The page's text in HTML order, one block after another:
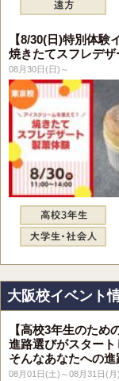
【8/30(日)特別体験
焼きたてスフレデザ
08月30日(日)～
大阪校イベント
【高校3年生のため
進路選びがスタート
そんなあなたへの進
08月01日(土)～08月31日(月)